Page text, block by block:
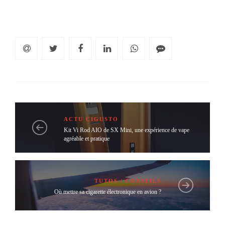
ACTU CIGUSTO
Kit Vi Rod AIO de SX Mini, une expérience de vape
agréable et pratique
TUTOS / CONSEILS
Où mettre sa cigarette électronique en avion ?